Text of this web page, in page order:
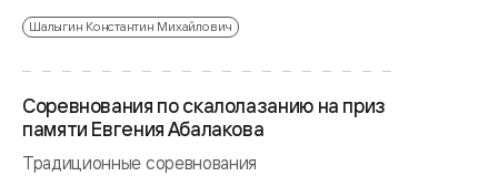
Шалыгин Константин Михайлович
Соревнования по скалолазанию на приз
памяти Евгения Абалакова
Традиционные соревнования